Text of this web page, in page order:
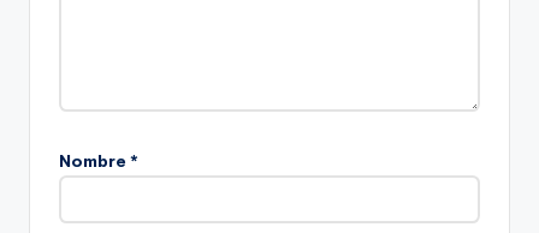
Nombre *